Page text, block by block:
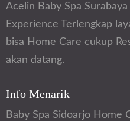
Acelin Baby Spa
Experience Terlengkap
bisa Home Care cukup
akan datang.
Info Menarik
Baby Spa Sidoarjo Home